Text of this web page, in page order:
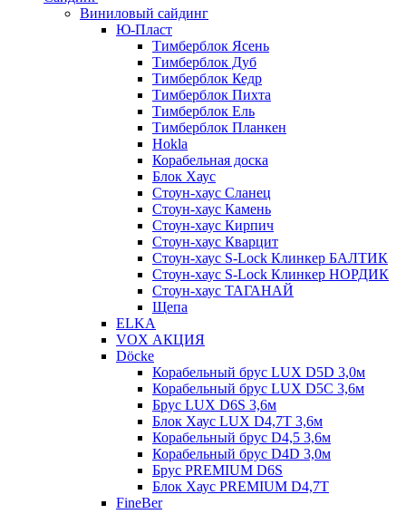
Виниловый сайдинг
Ю-Пласт
Тимберблок Ясень
Тимберблок Дуб
Тимберблок Кедр
Тимберблок Пихта
Тимберблок Ель
Тимберблок Планкен
Hokla
Корабельная доска
Блок Хаус
Стоун-хаус Сланец
Стоун-хаус Камень
Стоун-хаус Кирпич
Стоун-хаус Кварцит
Стоун-хаус S-Lock Клинкер БАЛТИК
Стоун-хаус S-Lock Клинкер НОРДИК
Стоун-хаус ТАГАНАЙ
Щепа
ELKA
VOX АКЦИЯ
Döcke
Корабельный брус LUX D5D 3,0м
Корабельный брус LUX D5C 3,6м
Брус LUX D6S 3,6м
Блок Хаус LUX D4,7T 3,6м
Корабельный брус D4,5 3,6м
Корабельный брус D4D 3,0м
Брус PREMIUM D6S
Блок Хаус PREMIUM D4,7T
FineBer